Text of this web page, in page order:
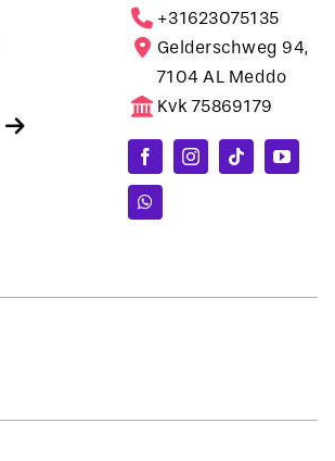
+31623075135
Gelderschweg 94,
7104 AL Meddo
Kvk 75869179